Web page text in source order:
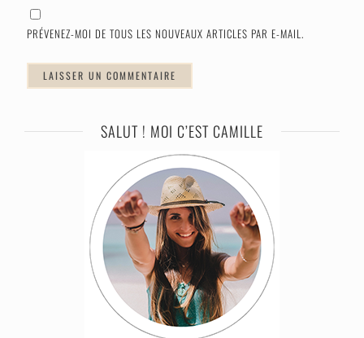
PRÉVENEZ-MOI DE TOUS LES NOUVEAUX ARTICLES PAR E-MAIL.
SALUT ! MOI C’EST CAMILLE